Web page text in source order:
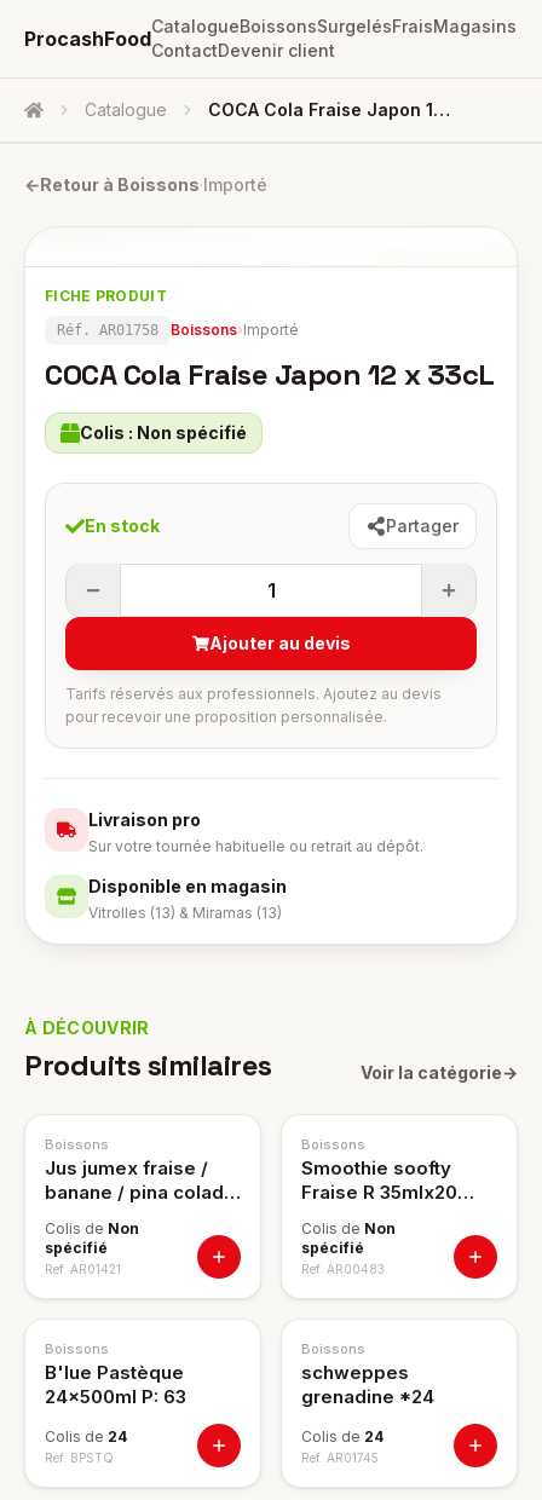
ProcashFood
CatalogueBoissonsSurgelésFraisMagasins
ContactDevenir client
Accueil Catalogue COCA Cola Fraise Japon 12 X 33cL
←Retour à Boissons·Importé
FICHE PRODUIT
Réf. AR01758 Boissons›Importé
COCA Cola Fraise Japon 12 x 33cL
Colis : Non spécifié
En stock Partager
1
Ajouter au devis
Tarifs réservés aux professionnels. Ajoutez au devis
pour recevoir une proposition personnalisée.
Livraison pro
Sur votre tournée habituelle ou retrait au dépôt.
Disponible en magasin
Vitrolles (13) & Miramas (13)
À DÉCOUVRIR
Produits similaires Voir la catégorie→
Boissons
Jus jumex fraise /
banane / pina colada
Colis de Non
spécifié
Ref. AR01421
Boissons
Smoothie soofty
Fraise R 35mlx20
Colis de Non
spécifié
Ref. AR00483
NOUVEAU
Boissons
B'lue Pastèque
24x500ml P: 63
Colis de 24
Ref. BPSTQ
Boissons
schweppes
grenadine *24
Colis de 24
Ref. AR01745